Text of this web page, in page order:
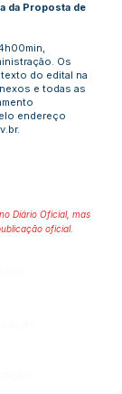
da Proposta de
Os
do edital na
e todas as
endereço
.
Diário Oficial, mas
oficial.